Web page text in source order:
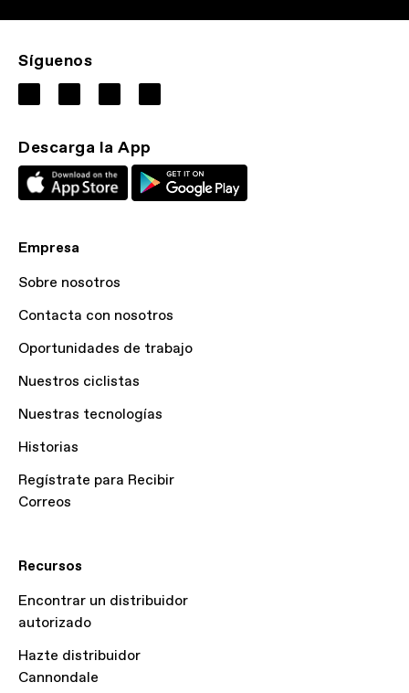
Síguenos
Descarga la App
Empresa
Sobre nosotros
Contacta con nosotros
Oportunidades de trabajo
Nuestros ciclistas
Nuestras tecnologías
Historias
Regístrate para Recibir
Correos
Recursos
Encontrar un distribuidor
autorizado
Hazte distribuidor
Cannondale